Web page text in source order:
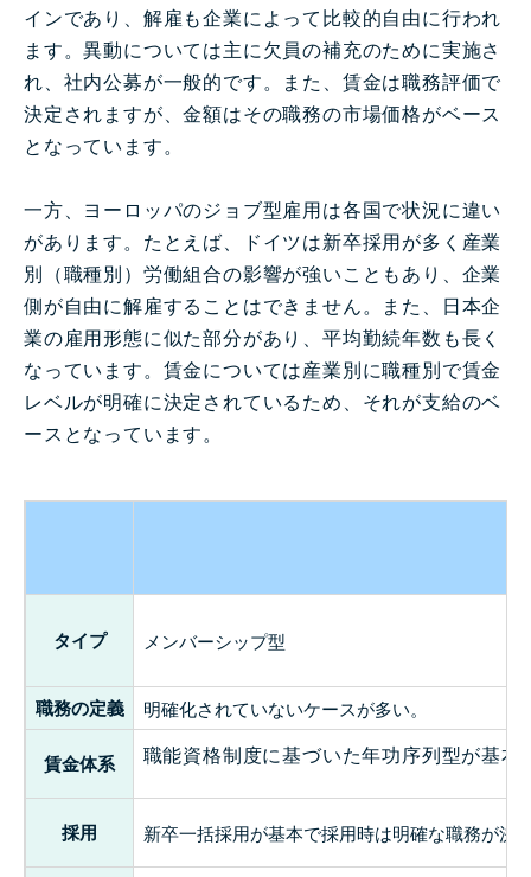
インであり、解雇も企業によって比較的自由に行われ
ます。異動については主に欠員の補充のために実施さ
れ、社内公募が一般的です。また、賃金は職務評価で
決定されますが、金額はその職務の市場価格がベース
となっています。
一方、ヨーロッパのジョブ型雇用は各国で状況に違い
があります。たとえば、ドイツは新卒採用が多く産業
別（職種別）労働組合の影響が強いこともあり、企業
側が自由に解雇することはできません。また、日本企
業の雇用形態に似た部分があり、平均勤続年数も長く
なっています。賃金については産業別に職種別で賃金
レベルが明確に決定されているため、それが支給のベ
ースとなっています。
タイプ メンバーシップ型
職務の定義 明確化されていないケースが多い。
賃金体系 職能資格制度に基づいた年功序列型が基
採用 新卒一括採用が基本で採用時は明確な職務が決